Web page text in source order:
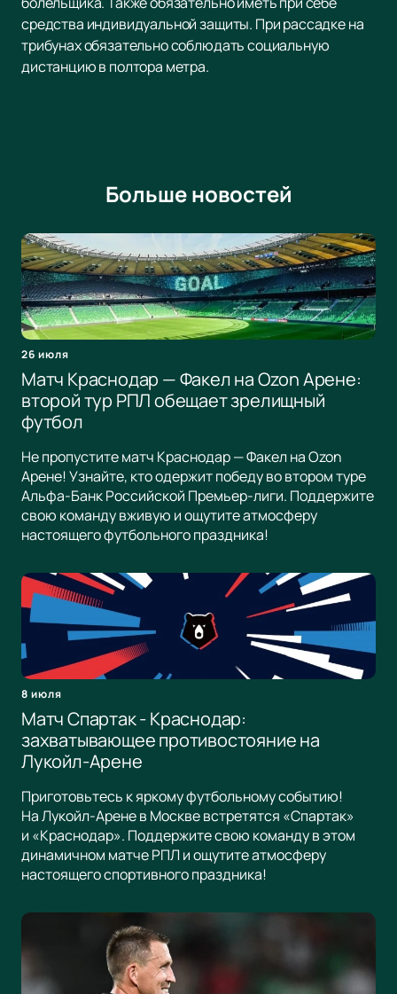
средства индивидуальной защиты. При рассадке на
трибунах обязательно соблюдать социальную
дистанцию в полтора метра.
Больше новостей
26 июля
Матч Краснодар — Факел на Ozon Арене:
второй тур РПЛ обещает зрелищный
футбол
Не пропустите матч Краснодар — Факел на Ozon
Арене! Узнайте, кто одержит победу во втором туре
Альфа-Банк Российской Премьер-лиги. Поддержите
свою команду вживую и ощутите атмосферу
настоящего футбольного праздника!
8 июля
Матч Спартак - Краснодар:
захватывающее противостояние на
Лукойл-Арене
Приготовьтесь к яркому футбольному событию!
На Лукойл-Арене в Москве встретятся «Спартак»
и «Краснодар». Поддержите свою команду в этом
динамичном матче РПЛ и ощутите атмосферу
настоящего спортивного праздника!